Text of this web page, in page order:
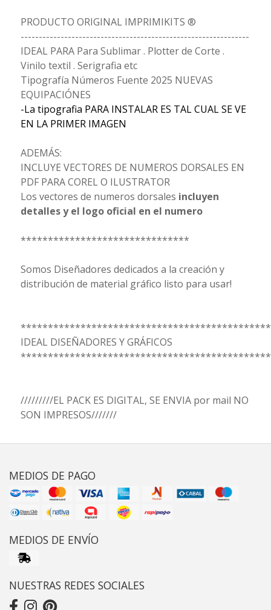
PRODUCTO ORIGINAL IMPRIMIKITS ®
---------------------------------------------------------------
IDEAL PARA Para Sublimar . Plotter de Corte .
Vinilo textil . Serigrafia etc
Tipografía Números Fuente 2025 NUEVAS
EQUIPACIÓNES
-La tipografia PARA INSTALAR ES TAL CUAL SE VE
EN LA PRIMER IMAGEN
ADEMÁS:
INCLUYE VECTORES DE NUMEROS DORSALES EN
PDF PARA COREL O ILUSTRATOR
Los vectores de numeros dorsales incluyen
detalles y el logo oficial en el numero
*******************************
Somos Diseñadores dedicados a la creación y
distribución de material gráfico listo para usar!
IDEAL DISEÑADORES Y GRÁFICOS
/////////EL PACK ES DIGITAL, SE ENVIA por mail NO
SON IMPRESOS///////
MEDIOS DE PAGO
MEDIOS DE ENVÍO
NUESTRAS REDES SOCIALES